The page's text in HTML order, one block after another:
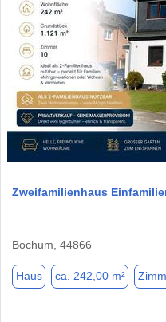
Zweifamilienhaus
Bochum, 44866
Haus ca. 242,00 m²